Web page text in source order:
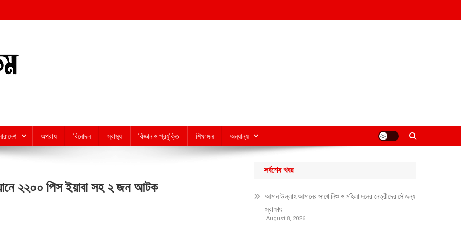
অপরাধ বিনোদন স্বাস্থ্য বিজ্ঞান ও প্রযুক্তি শিক্ষাঙ্গন অন্যান্য
২২০০ পিস ইয়াবা সহ ২ জন আটক
সর্বশেষ খবর
আমান উল্লাহ আমানের সাথে নিশু ও মহিলা দলের নেত্রীদের সৌজন্য
স্বাক্ষাৎ
August 8, 2026